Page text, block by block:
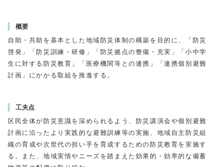
概要
自助・共助を基本とした地域防災体制の構築を目的に、「防災
啓発」「防災訓練・研修」「防災拠点の整備・充実」「小中学
生に対する防災教育」「医療機関等との連携」「連携個別避難
計画」にかかる取組を推進する。
工夫点
区民全体が防災意識を深められるよう、防災講演会や個別避難
計画に沿ったより実践的な避難訓練等の実施、地域自主防災組
織の育成や次世代の担い手を育成するための防災教育を実施す
る。また、地域実情やニーズを踏まえた効果的・効率的な備蓄